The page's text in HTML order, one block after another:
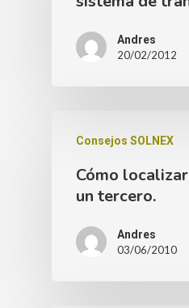
Andres
20/02/2012
Consejos SOLNEX
Cómo
un tercero.
Andres
03/06/2010